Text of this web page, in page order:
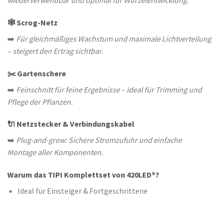
🕸️ Scrog-Netz
➡️ Für gleichmäßiges Wachstum und maximale Lichtverteilung
– steigert den Ertrag sichtbar.
✂️ Gartenschere
➡️ Feinschnitt für feine Ergebnisse – ideal für Trimming und
Pflege der Pflanzen.
🔌 Netzstecker & Verbindungskabel
➡️ Plug-and-grow: Sichere Stromzufuhr und einfache
Montage aller Komponenten.
Warum das TIPI Komplettset von 420LED®?
Ideal für Einsteiger & Fortgeschrittene